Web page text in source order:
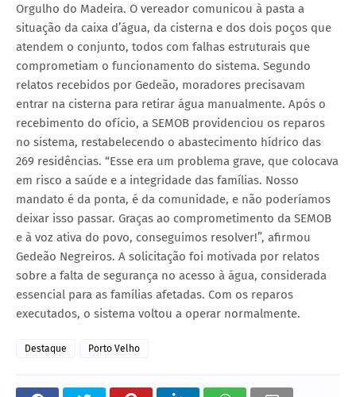
Orgulho do Madeira. O vereador comunicou à pasta a
situação da caixa d’água, da cisterna e dos dois poços que
atendem o conjunto, todos com falhas estruturais que
comprometiam o funcionamento do sistema. Segundo
relatos recebidos por Gedeão, moradores precisavam
entrar na cisterna para retirar água manualmente. Após o
recebimento do ofício, a SEMOB providenciou os reparos
no sistema, restabelecendo o abastecimento hídrico das
269 residências. “Esse era um problema grave, que colocava
em risco a saúde e a integridade das famílias. Nosso
mandato é da ponta, é da comunidade, e não poderíamos
deixar isso passar. Graças ao comprometimento da SEMOB
e à voz ativa do povo, conseguimos resolver!”, afirmou
Gedeão Negreiros. A solicitação foi motivada por relatos
sobre a falta de segurança no acesso à água, considerada
essencial para as famílias afetadas. Com os reparos
executados, o sistema voltou a operar normalmente.
Destaque Porto Velho